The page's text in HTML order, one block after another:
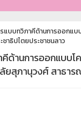
บบทวิภาคีด้านการออกแบ
ธิปไตยประชาชนลาว
านการออกแบบโ
ภานุวงศ์ สาธาร